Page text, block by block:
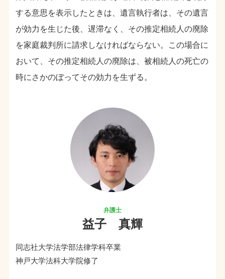
する意思を表示したときは、遺言執行者は、その遺言
が効力を生じた後、遅滞なく、その推定相続人の廃除
を家庭裁判所に請求しなければならない。この場合に
おいて、その推定相続人の廃除は、被相続人の死亡の
時にさかのぼってその効力を生ずる。
益子 真輝
同志社大学法学部法律学科卒業
神戸大学法科大学院修了